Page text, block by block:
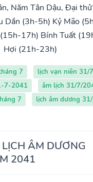
Năm Tân Dậu, Đại thử
Dần (3h-5h) Kỷ Mão
17h) Bính Tuất
Hợi (21h-23h)
7
lịch vạn niên 31/
7-2041
âm lịch 31/7/
7
lịch âm dương
ÂM DƯƠNG
2041